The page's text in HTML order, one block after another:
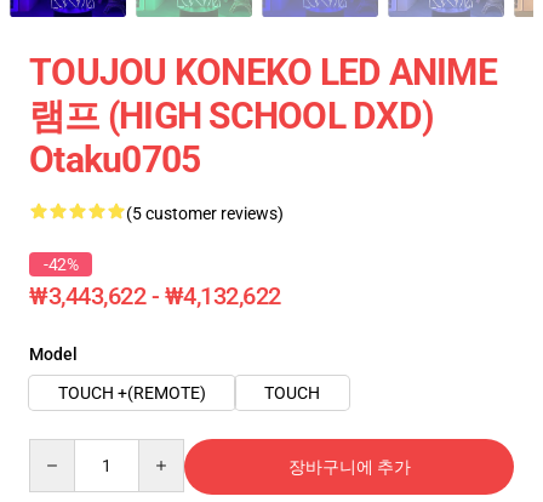
TOUJOU KONEKO LED ANIME
램프 (HIGH SCHOOL DXD)
Otaku0705
(5 customer reviews)
-42%
₩3,443,622 - ₩4,132,622
Model
TOUCH +(REMOTE)
TOUCH
장바구니에 추가